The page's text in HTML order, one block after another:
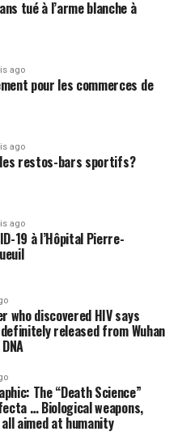
tué à l’arme blanche à
ago
pour les commerces de
ago
les restos-bars sportifs?
ago
19 à l’Hôpital Pierre-
who discovered HIV says
released from Wuhan
The “Death Science”
… Biological weapons,
aimed at humanity